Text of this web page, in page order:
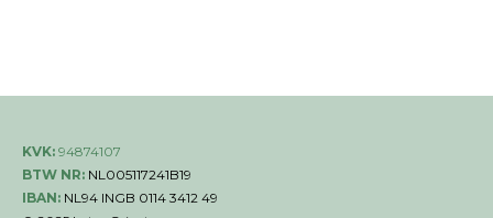
KVK: 94874107
BTW NR: NL005117241B19
IBAN: NL94 INGB 0114 3412 49